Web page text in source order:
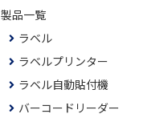
製品一覧
ラベル
ラベルプリンター
ラベル自動貼付機
バーコードリーダー